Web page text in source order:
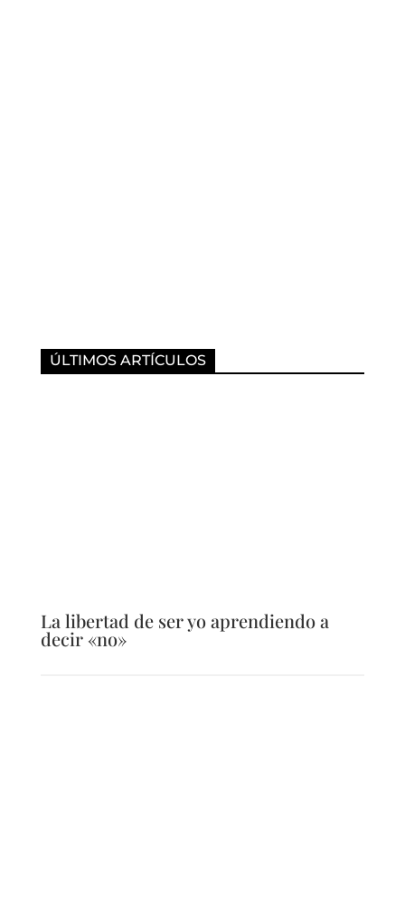
ÚLTIMOS ARTÍCULOS
La libertad de ser yo aprendiendo a
decir «no»